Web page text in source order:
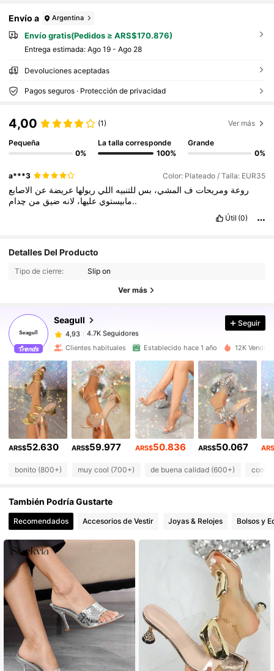
Envío a Argentina
Envío gratis(Pedidos ≥ ARS$170.876)
Entrega estimada: Ago 19 - Ago 28
Devoluciones aceptadas
Pagos seguros · Protección de privacidad
4,00 (1) Ver más
Pequeña
0%
La talla corresponde
100%
Grande
0%
a***3 Color: Plateado / Talla: EUR35
روعة ومريحات ف المشي، بس للتنبيه اللي ريولها عريضة عن الاصابع
مابيستوي عليها، لانه ضيق من چدام..
Útil (0)
Detalles Del Producto
Tipo de cierre: Slip on
Ver más
Seagull
4,93 4.7K Seguidores
4.7K Seguidores
4.7K Seguidores
4,93
4.7K Seguidores
t***4
seguidoHace 1 día
4,93
4.7K Seguidores
4,93 4.7K Seguidores
4,93 4.7K Seguidores
4,93 4.7K Seguidores
4,93 4.7K Seguidores
4,93 4.7K Seguidores
Seguir
Clientes habituales Establecido hace 1 año 12K
ARS$52.630 ARS$59.977 ARS$50.836 ARS$50.067
bonito (800+) muy cool (700+) de buena calidad (600+) como
También Podría Gustarte
Recomendados Accesorios de Vestir Joyas & Relojes Bolsos y